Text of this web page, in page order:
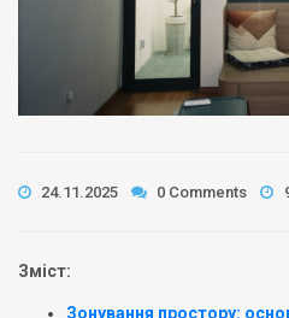
24.11.2025 0 Comments
Зміст:
Зонування простору: